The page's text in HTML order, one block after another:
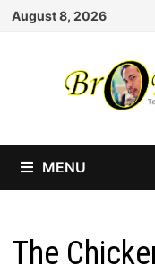
Skip
August 8, 2026
MENU
The